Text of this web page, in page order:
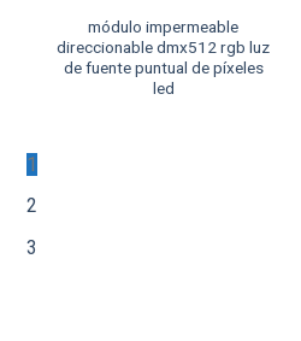
módulo impermeable
direccionable dmx512 rgb luz
de fuente puntual de píxeles
led
1
2
3